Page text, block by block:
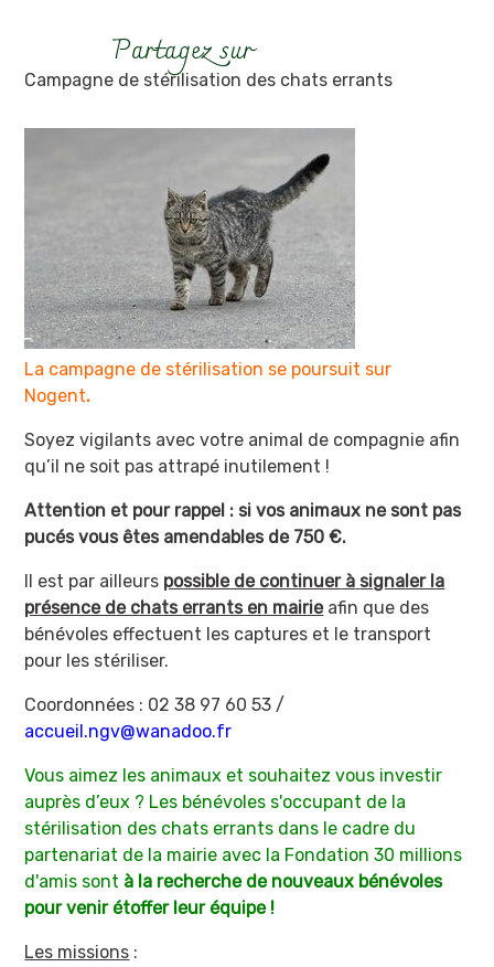
Campagne de stérilisation des chats errants
La campagne de stérilisation se poursuit sur
Nogent.
Soyez vigilants avec votre animal de compagnie afin
qu’il ne soit pas attrapé inutilement !
Attention et pour rappel : si vos animaux ne sont pas
pucés vous êtes amendables de 750 €.
Il est par ailleurs possible de continuerà signaler la
présence de chats errants en mairieafin que des
bénévoles effectuent les captures et le transport
pour les stériliser.
Coordonnées : 02 38 97 60 53 /
accueil.ngv@wanadoo.fr
Vous aimez les animaux et souhaitez vous investir
auprès d’eux ? Les bénévoles s'occupant de la
stérilisation des chats errants dans le cadre du
partenariat de la mairie avec la Fondation 30 millions
d'amis sont à la recherche de nouveaux bénévoles
pour venir étoffer leur équipe !
Les missions :